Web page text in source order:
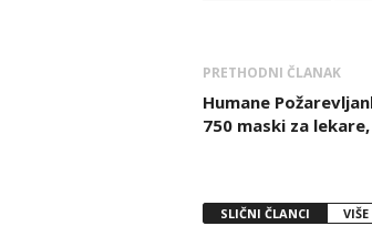
PRETHODNI ČLANAK
Humane
750 maski za
SLIČNI ČLANCI